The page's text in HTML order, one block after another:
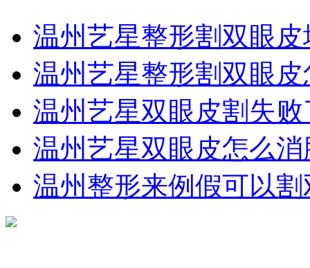
温州艺星整形割双眼
温州艺星整形割双眼
温州艺星双眼皮割失
温州艺星双眼皮怎么
温州整形来例假可以